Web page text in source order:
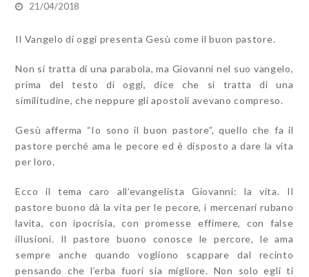
21/04/2018
Il Vangelo di oggi presenta Gesù come il buon pastore.
Non si tratta di una parabola, ma Giovanni nel suo vangelo,
prima del testo di oggi, dice che si tratta di una
similitudine, che neppure gli apostoli avevano compreso.
Gesù afferma “Io sono il buon pastore”, quello che fa il
pastore perché ama le pecore ed è disposto a dare la vita
per loro.
Ecco il tema caro all’evangelista Giovanni: la vita. Il
pastore buono dà la vita per le pecore, i mercenari rubano
lavita, con ipocrisia, con promesse effimere, con false
illusioni. Il pastore buono conosce le percore, le ama
sempre anche quando vogliono scappare dal recinto
pensando che l’erba fuori sia migliore. Non solo egli ti